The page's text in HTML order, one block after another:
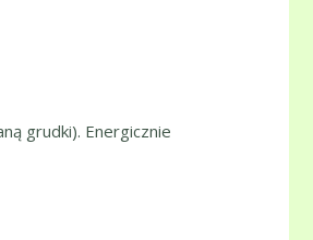
grudki). Energicznie